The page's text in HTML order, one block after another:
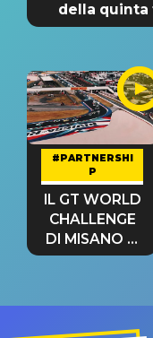
della quinta
#PARTNERSHI
P
IL GT WORLD
CHALLENGE
DI MISANO si
riconferma